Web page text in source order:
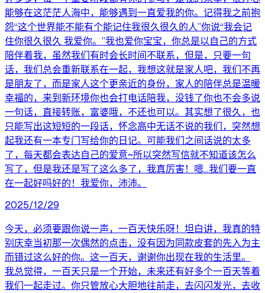
能够在这茫茫人海中，能够遇到一直爱我的你。记得我之前抱
怨“这个世界能不能有个能记住我很久很久的人”你说“我会记
住你很久很久 我爱你。”我也爱你宝宝，你总是以自己的方式
陪伴着我，虽然我们有时会长时间不联系，但是，只要一句
话，我们总会重新联系在一起，我想这就是家人吧，我们不再
是朋友了，而是家人这个更亲近的身份，家人的陪伴总是温暖
幸福的，来到新环境你也会打电话陪我，没钱了你也不会多说
一句话，直接转账，富婆哦，不还也可以。其实想了很久，也
只能写出这短短的一段话，怀念高中无话不说的我们，突然想
起我还有一本专门写给你的日记。可能我们之间话说的太多
了，每天都会表达自己的爱意~所以突然写信就不知道该怎么
写了，但是我还是写了这么多了，我真厉害！嗯…我们要一直
在一起好吗好的！我爱你，沛沛。
2025/12/29
今天，必须要跟你说一声，一百天快乐呀！坦白讲，我真的特
别庆幸当初那一次偶然的点击，没有因为同款皮套的先入为主
而错过这么好的你。这一百天，谢谢你出现在我的生活里。
我总觉得，一百天只是一个开始，未来还有好多个一百天等着
我们一起走过。你只管放心大胆地往前走，去闪闪发光，去收